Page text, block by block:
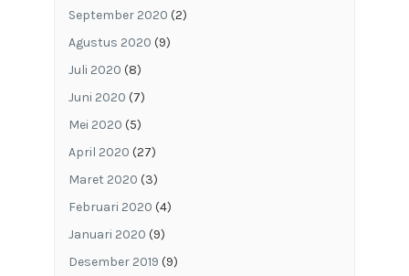
September 2020 (2)
Agustus 2020 (9)
Juli 2020 (8)
Juni 2020 (7)
Mei 2020 (5)
April 2020 (27)
Maret 2020 (3)
Februari 2020 (4)
Januari 2020 (9)
Desember 2019 (9)